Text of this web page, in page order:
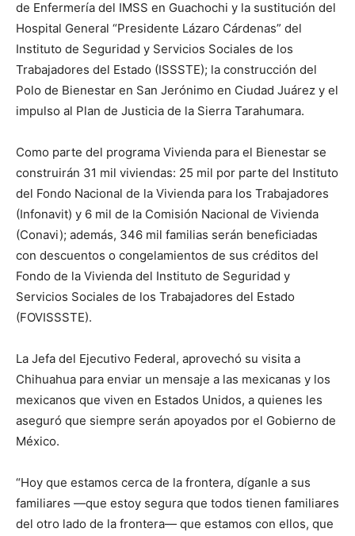
de Enfermería del IMSS en Guachochi y la sustitución del
Hospital General “Presidente Lázaro Cárdenas” del
Instituto de Seguridad y Servicios Sociales de los
Trabajadores del Estado (ISSSTE); la construcción del
Polo de Bienestar en San Jerónimo en Ciudad Juárez y el
impulso al Plan de Justicia de la Sierra Tarahumara.
Como parte del programa Vivienda para el Bienestar se
construirán 31 mil viviendas: 25 mil por parte del Instituto
del Fondo Nacional de la Vivienda para los Trabajadores
(Infonavit) y 6 mil de la Comisión Nacional de Vivienda
(Conavi); además, 346 mil familias serán beneficiadas
con descuentos o congelamientos de sus créditos del
Fondo de la Vivienda del Instituto de Seguridad y
Servicios Sociales de los Trabajadores del Estado
(FOVISSSTE).
La Jefa del Ejecutivo Federal, aprovechó su visita a
Chihuahua para enviar un mensaje a las mexicanas y los
mexicanos que viven en Estados Unidos, a quienes les
aseguró que siempre serán apoyados por el Gobierno de
México.
“Hoy que estamos cerca de la frontera, díganle a sus
familiares —que estoy segura que todos tienen familiares
del otro lado de la frontera— que estamos con ellos, que